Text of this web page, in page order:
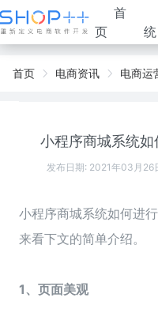
首
页
统
首页 电商资讯 电商运
小程序商城系统
发布日期: 2021年03月26
小程序商城系统如何进
来看下文的简单介绍。
1、页面美观